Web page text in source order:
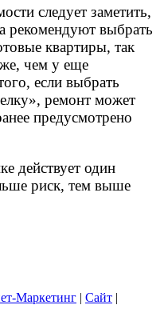
следует заметить,
рекомендуют выбрать
квартиры, так
чем у еще
если выбрать
ремонт может
предусмотрено
действует один
риск, тем выше
Маркетинг | Сайт |